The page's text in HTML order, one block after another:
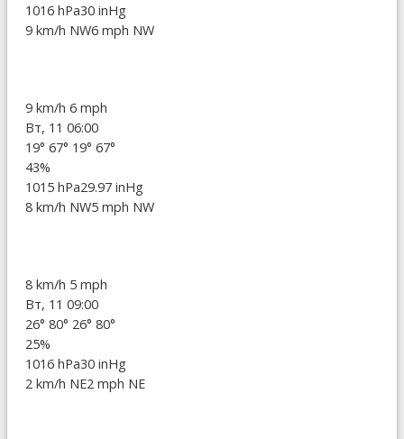
1016 hPa30 inHg
9 km/h NW6 mph NW
9 km/h 6 mph
Вт, 11 06:00
19° 67° 19° 67°
43%
1015 hPa29.97 inHg
8 km/h NW5 mph NW
8 km/h 5 mph
Вт, 11 09:00
26° 80° 26° 80°
25%
1016 hPa30 inHg
2 km/h NE2 mph NE